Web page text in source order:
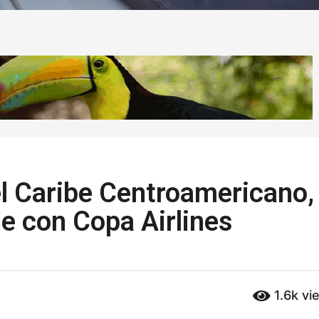
Caribe Centroamericano,
con Copa Airlines
1.6k